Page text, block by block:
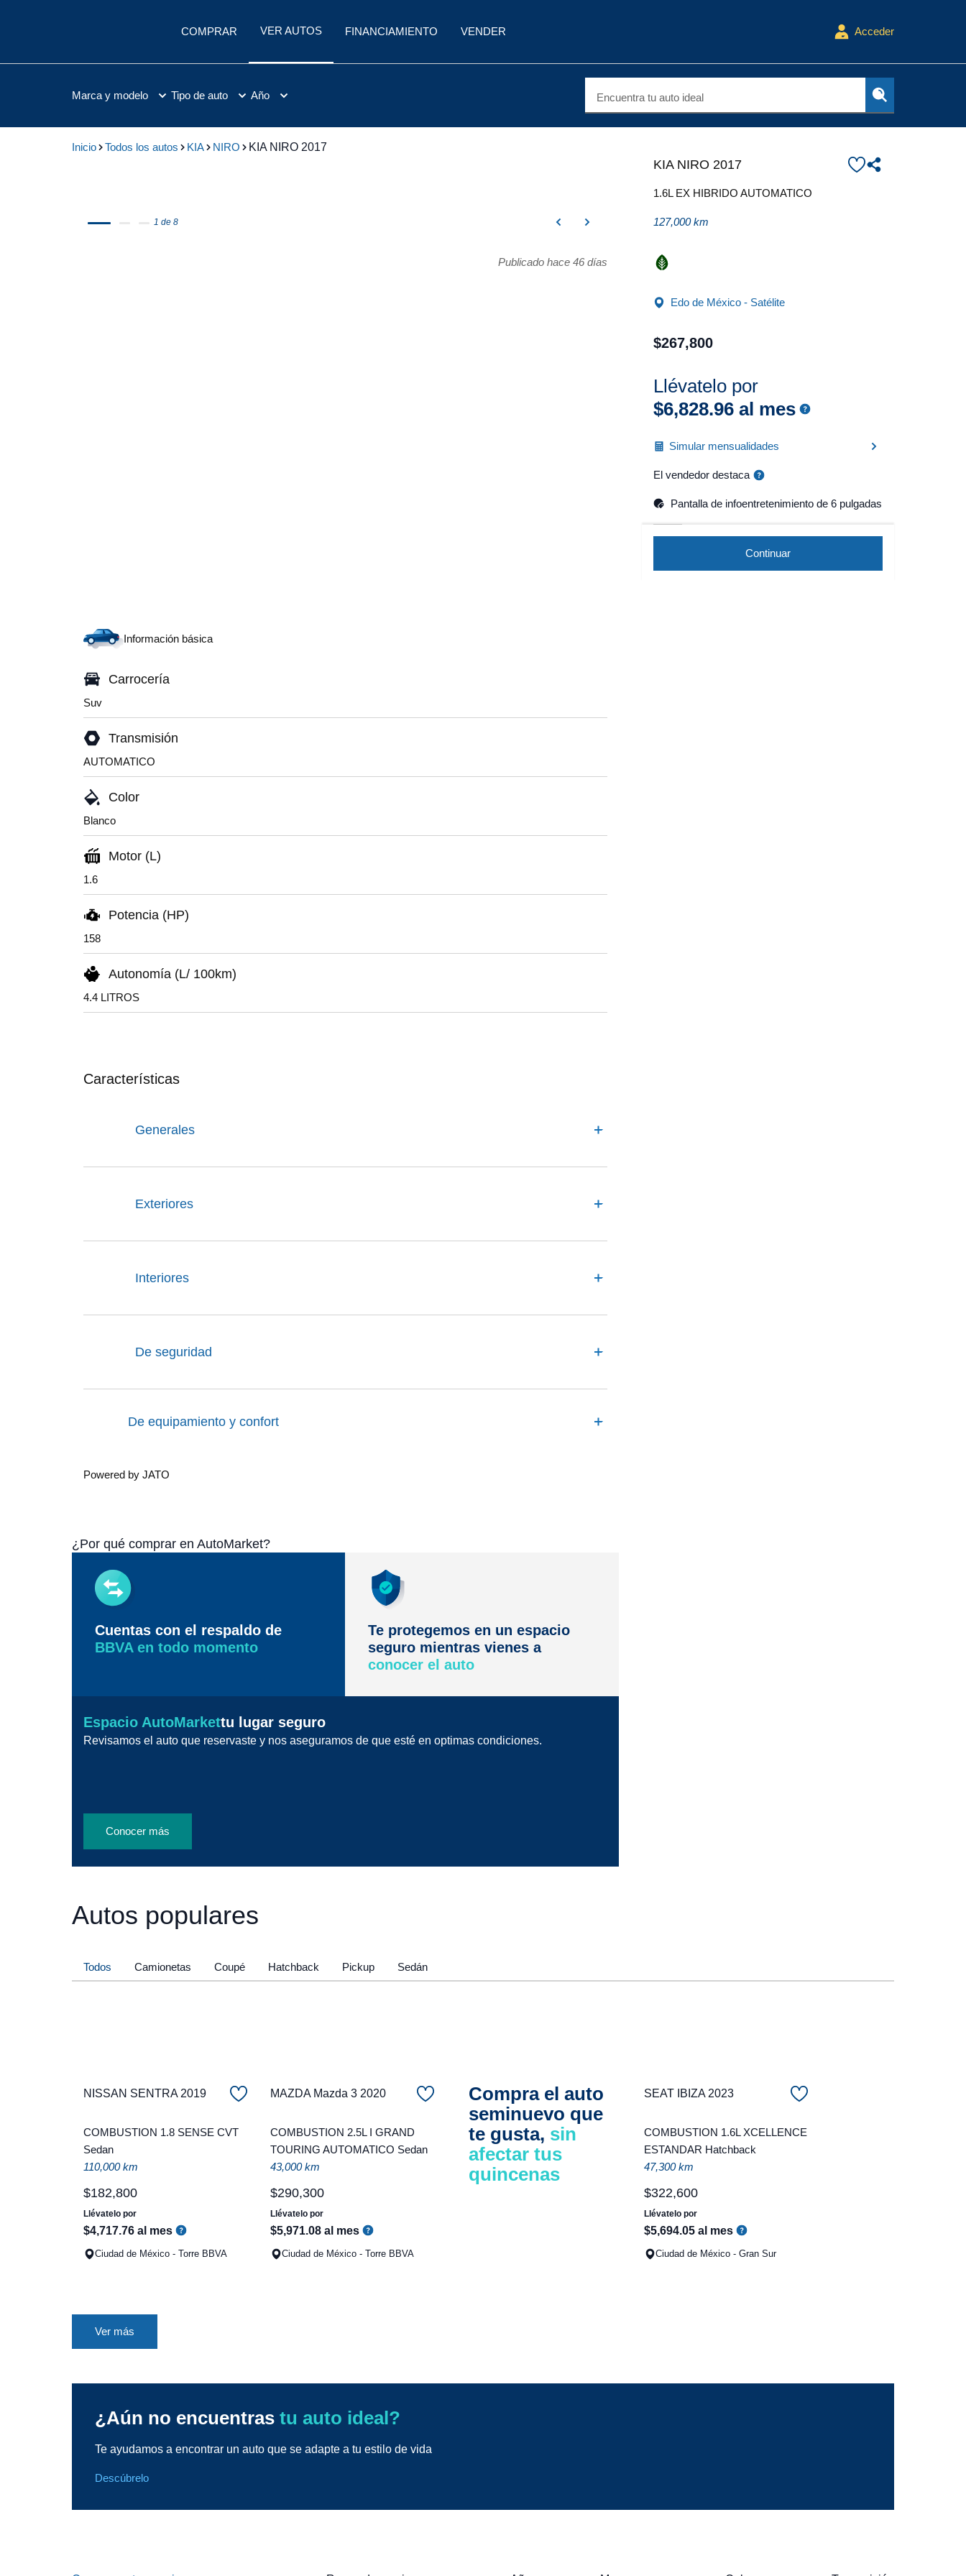
COMPRAR VER AUTOS FINANCIAMIENTO VENDER Acceder
Marca y modelo Tipo de auto Año Encuentra tu auto ideal
Inicio Todos los autos KIA NIRO KIA NIRO 2017
1 de 8
Publicado hace 46 días
KIA NIRO 2017
1.6L EX HIBRIDO AUTOMATICO
127,000 km
Edo de México - Satélite
$267,800
Llévatelo por
$6,828.96al mes
Simular mensualidades
El vendedor destaca
Pantalla de infoentretenimiento de 6 pulgadas
Continuar
Información básica
Carrocería
Suv
Transmisión
AUTOMATICO
Color
Blanco
Motor (L)
1.6
Potencia (HP)
158
Autonomía (L/ 100km)
4.4 LITROS
Características
Generales
Exteriores
Interiores
De seguridad
De equipamiento y confort
Powered by JATO
¿Por qué comprar en AutoMarket?
Cuentas con el respaldo de
BBVA en todo momento
Te protegemos en un espacio
seguro mientras vienes a
conocer el auto
Espacio AutoMarkettu lugar seguro
Revisamos el auto que reservaste y nos aseguramos de que esté en optimas condiciones.
Conocer más
Autos populares
Todos Camionetas Coupé Hatchback Pickup Sedán
NISSAN SENTRA 2019
COMBUSTION 1.8 SENSE CVT
Sedan
110,000 km
$182,800
Llévatelo por
$4,717.76 al mes
Ciudad de México - Torre BBVA
MAZDA Mazda 3 2020
COMBUSTION 2.5L I GRAND
TOURING AUTOMATICO Sedan
43,000 km
$290,300
Llévatelo por
$5,971.08 al mes
Ciudad de México - Torre BBVA
Compra el auto
seminuevo que
te gusta, sin
afectar tus
quincenas
SEAT IBIZA 2023
COMBUSTION 1.6L XCELLENCE
ESTANDAR Hatchback
47,300 km
$322,600
Llévatelo por
$5,694.05 al mes
Ciudad de México - Gran Sur
Ver más
¿Aún no encuentras tu auto ideal?
Te ayudamos a encontrar un auto que se adapte a tu estilo de vida
Descúbrelo